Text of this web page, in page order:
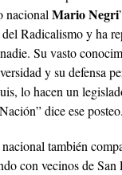
nacional Mario Negri
Radicalismo y ha
Su vasto
y su defensa
lo hacen un
dice ese posteo.
también
con vecinos de San